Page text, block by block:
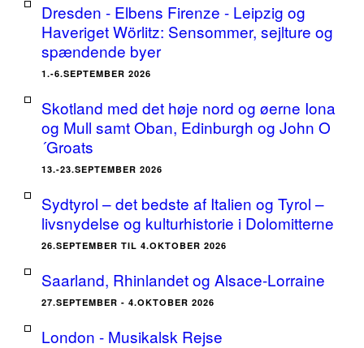
Dresden - Elbens Firenze - Leipzig og
Haveriget Wörlitz: Sensommer, sejlture og
spændende byer
1.-6.SEPTEMBER 2026
Skotland med det høje nord og øerne Iona
og Mull samt Oban, Edinburgh og John O
´Groats
13.-23.SEPTEMBER 2026
Sydtyrol – det bedste af Italien og Tyrol –
livsnydelse og kulturhistorie i Dolomitterne
26.SEPTEMBER TIL 4.OKTOBER 2026
Saarland, Rhinlandet og Alsace-Lorraine
27.SEPTEMBER - 4.OKTOBER 2026
London - Musikalsk Rejse